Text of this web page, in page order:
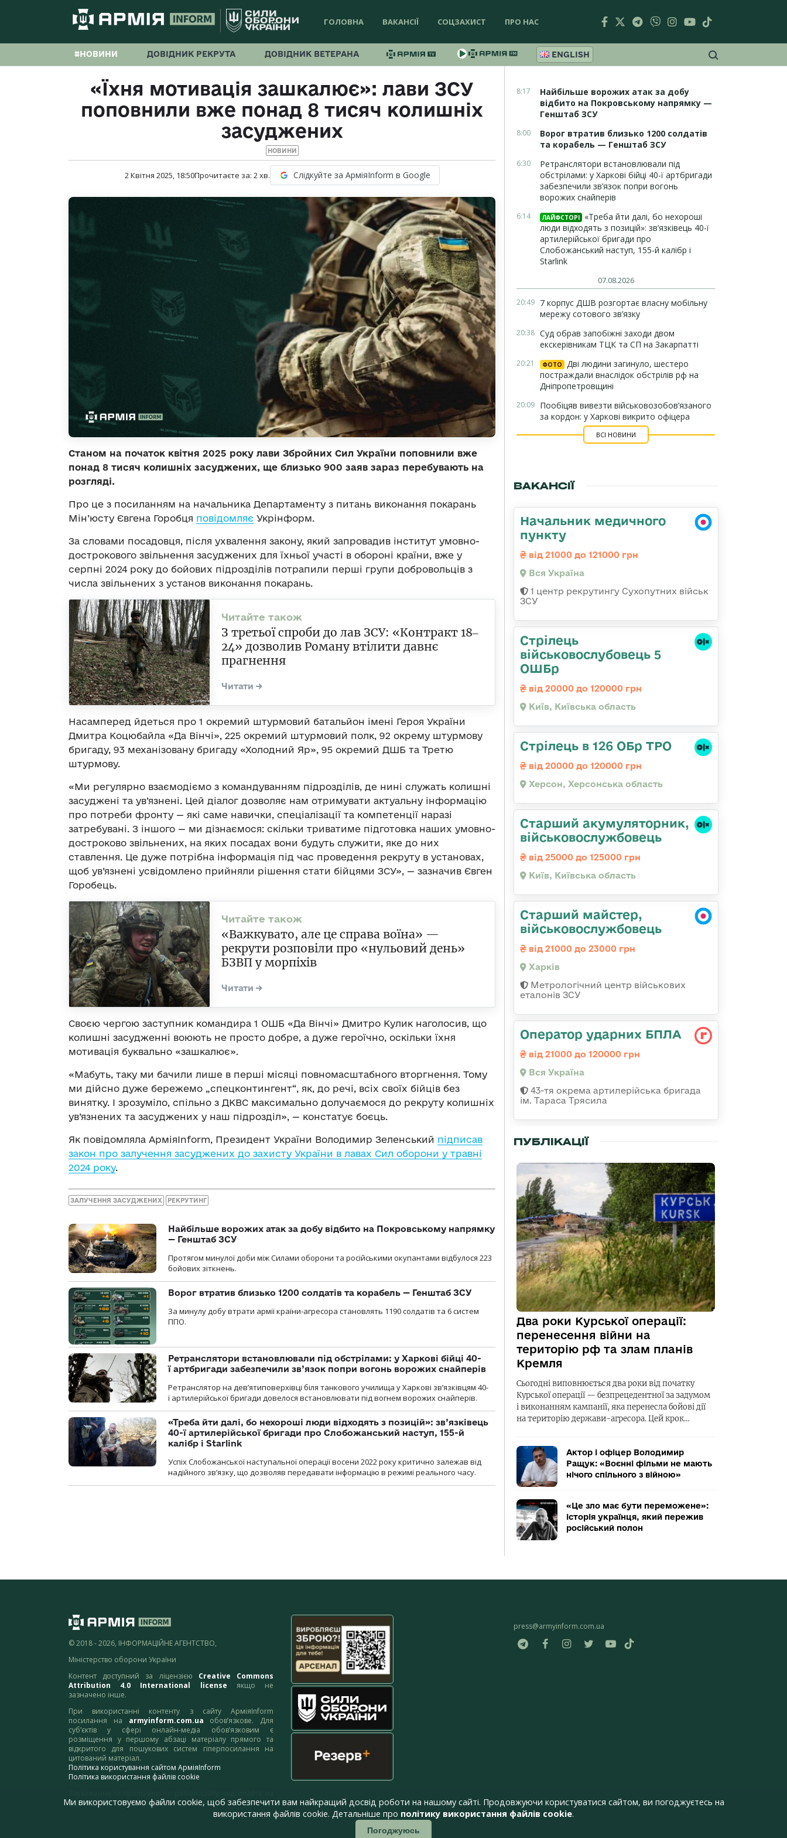
ГОЛОВНА ВАКАНСІЇ СОЦЗАХИСТ ПРО НАС
#НОВИНИ ДОВІДНИК РЕКРУТА ДОВІДНИК ВЕТЕРАНА ENGLISH
«Їхня мотивація зашкалює»: лави ЗСУ
поповнили вже понад 8 тисяч колишніх
засуджених
НОВИНИ
2 Квітня 2025, 18:50Прочитаєте за: 2хв. Слідкуйте за АрміяInform в Google
Станом на початок квітня 2025 року лави Збройних Сил України поповнили вже
понад 8 тисяч колишніх засуджених, ще близько 900 заяв зараз перебувають на
розгляді.
Про це з посиланням на начальника Департаменту з питань виконання покарань
Мін’юсту Євгена Горобця повідомляє Укрінформ.
За словами посадовця, після ухвалення закону, який запровадив інститут умовно-
дострокового звільнення засуджених для їхньої участі в обороні країни, вже у
серпні 2024 року до бойових підрозділів потрапили перші групи добровольців з
числа звільнених з установ виконання покарань.
З третьої спроби до лав ЗСУ: «Контракт 18‒
24» дозволив Роману втілити давнє
прагнення
Насамперед йдеться про 1 окремий штурмовий батальйон імені Героя України
Дмитра Коцюбайла «Да Вінчі», 225 окремий штурмовий полк, 92 окрему штурмову
бригаду, 93 механізовану бригаду «Холодний Яр», 95 окремий ДШБ та Третю
штурмову.
«Ми регулярно взаємодіємо з командуванням підрозділів, де нині служать колишні
засуджені та ув’язнені. Цей діалог дозволяє нам отримувати актуальну інформацію
про потреби фронту — які саме навички, спеціалізації та компетенції наразі
затребувані. З іншого — ми дізнаємося: скільки триватиме підготовка наших умовно-
достроково звільнених, на яких посадах вони будуть служити, яке до них
ставлення. Це дуже потрібна інформація під час проведення рекруту в установах,
щоб ув’язнені усвідомлено прийняли рішення стати бійцями ЗСУ», — зазначив Євген
Горобець.
«Важкувато, але це справа воїна» —
рекрути розповіли про «нульовий день»
БЗВП у морпіхів
Своєю чергою заступник командира 1 ОШБ «Да Вінчі» Дмитро Кулик наголосив, що
колишні засудженні воюють не просто добре, а дуже героїчно, оскільки їхня
мотивація буквально «зашкалює».
«Мабуть, таку ми бачили лише в перші місяці повномасштабного вторгнення. Тому
ми дійсно дуже бережемо „спецконтингент“, як, до речі, всіх своїх бійців без
винятку. І зрозуміло, спільно з ДКВС максимально долучаємося до рекруту колишніх
ув’язнених та засуджених у наш підрозділ», — констатує боєць.
Як повідомляла АрміяInform, Президент України Володимир Зеленський підписав
закон про залучення засуджених до захисту України в лавах Сил оборони у травні
2024 року.
ЗАЛУЧЕННЯ ЗАСУДЖЕНИХ РЕКРУТИНГ
Найбільше ворожих атак за добу відбито на Покровському напрямку
— Генштаб ЗСУ
Протягом минулої доби між Силами оборони та російськими окупантами відбулося 223
бойових зіткнень.
Ворог втратив близько 1200 солдатів та корабель — Генштаб ЗСУ
За минулу добу втрати армії країни-агресора становлять 1190 солдатів та 6 систем
ППО.
Ретранслятори встановлювали під обстрілами: у Харкові бійці 40-
ї артбригади забезпечили зв’язок попри вогонь ворожих снайперів
Ретранслятор на дев’ятиповерхівці біля танкового училища у Харкові зв’язківцям 40-
ї артилерійської бригади довелося встановлювати під вогнем ворожих снайперів.
«Треба йти далі, бо нехороші люди відходять з позицій»: зв’язківець
40-ї артилерійської бригади про Слобожанський наступ, 155-й
калібр і Starlink
Успіх Слобожанської наступальної операції восени 2022 року критично залежав від
надійного зв’язку, що дозволяв передавати інформацію в режимі реального часу.
8:17
Найбільше ворожих атак за добу
відбито на Покровському напрямку —
Генштаб ЗСУ
8:00
Ворог втратив близько 1200 солдатів
та корабель — Генштаб ЗСУ
6:30
Ретранслятори встановлювали під
обстрілами: у Харкові бійці 40-ї артбригади
забезпечили зв’язок попри вогонь
ворожих снайперів
6:14 ЛАЙФСТОРІ
«Треба йти далі, бо нехороші
люди відходять з позицій»: зв’язківець 40-ї
артилерійської бригади про
Слобожанський наступ, 155-й калібр і
Starlink
07.08.2026
20:49 7 корпус ДШВ розгортає власну мобільну
мережу сотового зв’язку
20:38 Суд обрав запобіжні заходи двом
екскерівникам ТЦК та СП на Закарпатті
20:21 ФОТО
Дві людини загинуло, шестеро
постраждали внаслідок обстрілів рф на
Дніпропетровщині
20:09 Пообіцяв вивезти військовозобов’язаного
за кордон: у Харкові викрито офіцера
ВСІ НОВИНИ
ВАКАНСІЇ
Начальник медичного
пункту
від 21000 до 121000 грн
Вся Україна
1 центр рекрутингу Сухопутних військ
ЗСУ
Стрілець
військовослубовець 5
ОШБр
від 20000 до 120000 грн
Київ, Київська область
Стрілець в 126 ОБр ТРО
від 20000 до 120000 грн
Херсон, Херсонська область
Старший акумуляторник,
військовослужбовець
від 25000 до 125000 грн
Київ, Київська область
Старший майстер,
військовослужбовець
від 21000 до 23000 грн
Харків
Метрологічний центр військових
еталонів ЗСУ
Оператор ударних БПЛА
від 21000 до 120000 грн
Вся Україна
43-тя окрема артилерійська бригада
ім. Тараса Трясила
ПУБЛІКАЦІЇ
Два роки Курської операції:
перенесення війни на
територію рф та злам планів
Кремля
Сьогодні виповнюється два роки від початку
Курської операції — безпрецедентної за задумом
і виконанням кампанії, яка перенесла бойові дії
на територію держави-агресора. Цей крок…
Актор і офіцер Володимир
Ращук: «Воєнні фільми не мають
нічого спільного з війною»
«Це зло має бути переможене»:
історія українця, який пережив
російський полон
© 2018 - 2026, ІНФОРМАЦІЙНЕ АГЕНТСТВО,
Міністерство оборони України
Контент доступний за ліцензією Creative Commons
Attribution 4.0 International license якщо не
зазначено інше.
При використанні контенту з сайту АрміяInform
посилання на armyinform.com.ua обов’язкове. Для
суб’єктів у сфері онлайн-медіа обов’язковим є
розміщення у першому абзаці матеріалу прямого та
відкритого для пошукових систем гіперпосилання на
цитований матеріал.
Політика користування сайтом АрміяInform
Політика використання файлів cookie
адресу:webmaster@armyinform.com.ua
press@armyinform.com.ua
Ми використовуємо файли cookie, щоб забезпечити вам найкращий досвід роботи на нашому сайті. Продовжуючи користуватися сайтом, ви погоджуєтесь на
використання файлів cookie. Детальніше про політику використання файлів cookie.
Погоджуюсь